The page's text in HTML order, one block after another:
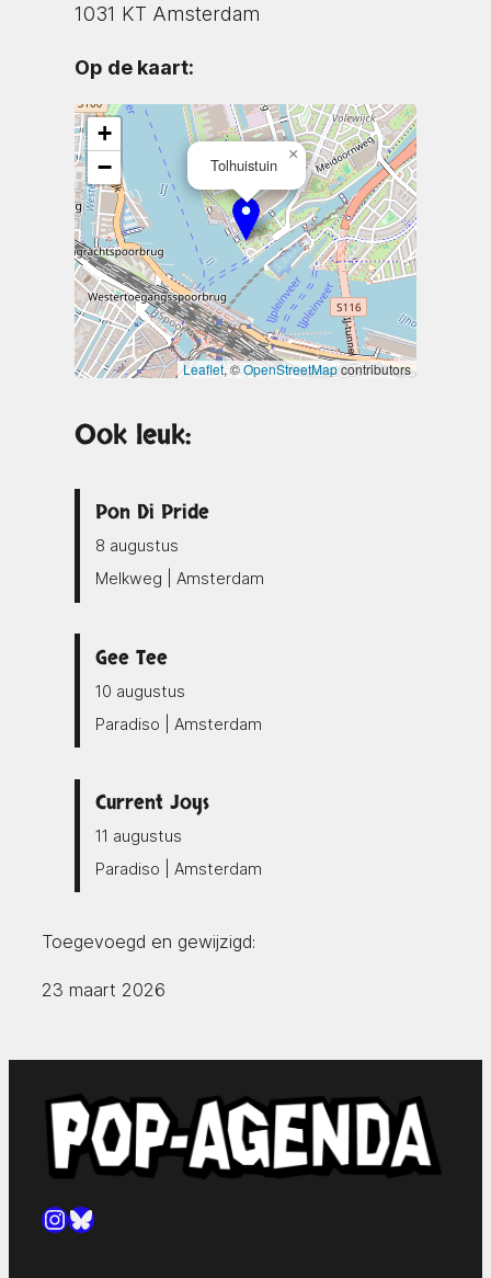
1031 KT Amsterdam
Op de kaart:
Tolhuistuin
×
+
−
Leaflet, ©OpenStreetMapcontributors
Ook leuk:
Pon Di Pride
8 augustus
Melkweg | Amsterdam
Gee Tee
10 augustus
Paradiso | Amsterdam
Current Joys
11 augustus
Paradiso | Amsterdam
Toegevoegd en gewijzigd:
23 maart 2026
Instagram
Bluesky